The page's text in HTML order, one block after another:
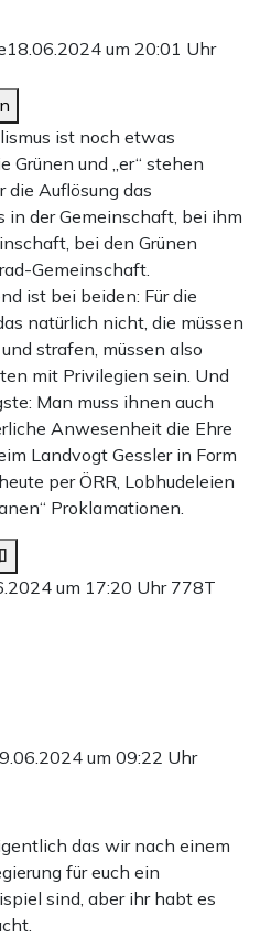
18.06.2024 um 20:01 Uhr
ist noch etwas
Grünen und „er“ stehen
die Auflösung das
in der Gemeinschaft, bei ihm
bei den Grünen
Gemeinschaft.
ist bei beiden: Für die
natürlich nicht, die müssen
strafen, müssen also
mit Privilegien sein. Und
Man muss ihnen auch
Anwesenheit die Ehre
Landvogt Gessler in Form
per ÖRR, Lobhudeleien
Proklamationen.
um 17:20 Uhr 778T
um 09:22 Uhr
das wir nach einem
für euch ein
sind, aber ihr habt es